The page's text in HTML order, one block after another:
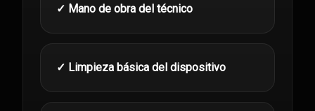
✓ Mano de obra del técnico
✓ Limpieza básica del dispositivo